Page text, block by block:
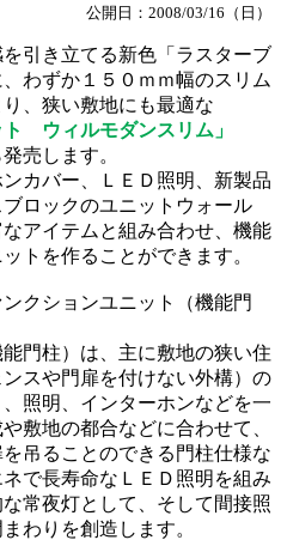
公開日：2008/03/16（日）
引き立てる新色「ラスターブ
わずか１５０ｍｍ幅のスリム
、狭い敷地にも最適な
ト ウィルモダンスリム」
売します。
カバー、ＬＥＤ照明、新製品
ロックのユニットウォール
アイテムと組み合わせ、機能
トを作ることができます。
門柱）は、主に敷地の狭い住
スや門扉を付けない外構）の
照明、インターホンなどを一
敷地の都合などに合わせて、
吊ることのできる門柱仕様な
で長寿命なＬＥＤ照明を組み
常夜灯として、そして間接照
わりを創造します。